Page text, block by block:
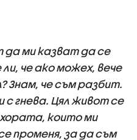
да ми казват да се
че ако можех, вече
Знам, че съм разбит.
с гнева. Цял живот се
които ми
променя, за да съм